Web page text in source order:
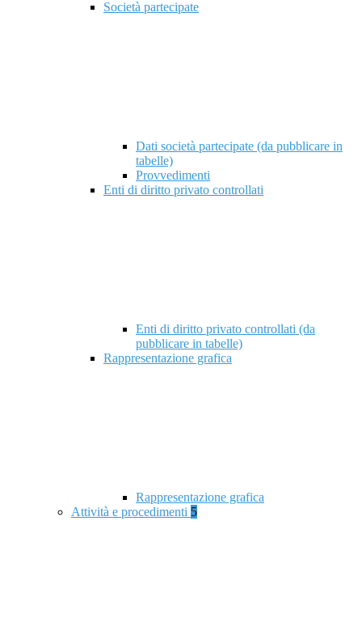
Società partecipate
Dati società partecipate (da pubblicare in
tabelle)
Provvedimenti
Enti di diritto privato controllati
Enti di diritto privato controllati (da
pubblicare in tabelle)
Rappresentazione grafica
Rappresentazione grafica
Attività e procedimenti 5